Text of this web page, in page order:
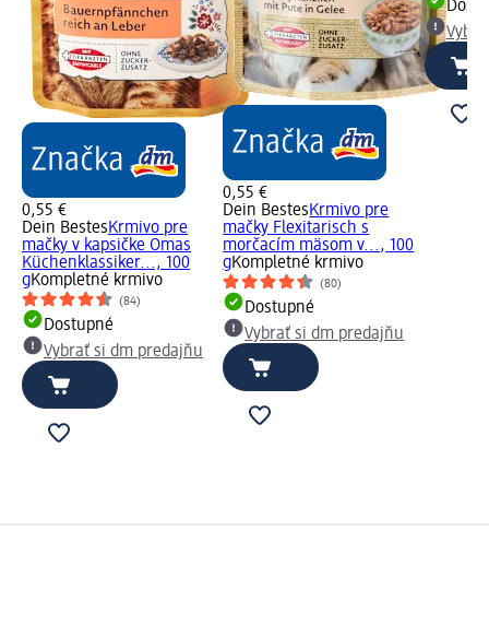
0,55 €
Dein BestesKrmivo pre
mačky v kapsičke Omas
Küchenklassiker..., 100
gKompletné krmivo
(84)
Dostupné
Vybrať si dm predajňu
0,55 €
Dein BestesKrmivo pre
mačky Flexitarisch s
morčacím mäsom v..., 100
gKompletné krmivo
(80)
Dostupné
Vybrať si dm predajňu